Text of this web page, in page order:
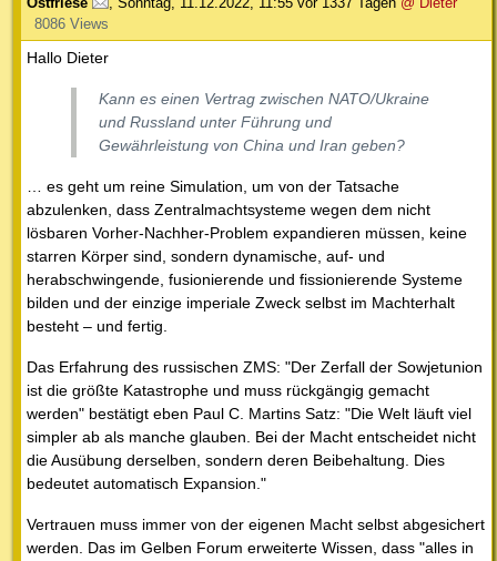
8086 Views
Hallo Dieter
Kann es einen Vertrag zwischen NATO/Ukraine
und Russland unter Führung und
Gewährleistung von China und Iran geben?
… es geht um reine Simulation, um von der Tatsache
abzulenken, dass Zentralmachtsysteme wegen dem nicht
lösbaren Vorher-Nachher-Problem expandieren müssen, keine
starren Körper sind, sondern dynamische, auf- und
herabschwingende, fusionierende und fissionierende Systeme
bilden und der einzige imperiale Zweck selbst im Machterhalt
besteht – und fertig.
Das Erfahrung des russischen ZMS: "Der Zerfall der Sowjetunion
ist die größte Katastrophe und muss rückgängig gemacht
werden" bestätigt eben Paul C. Martins Satz: "Die Welt läuft viel
simpler ab als manche glauben. Bei der Macht entscheidet nicht
die Ausübung derselben, sondern deren Beibehaltung. Dies
bedeutet automatisch Expansion."
Vertrauen muss immer von der eigenen Macht selbst abgesichert
werden. Das im Gelben Forum erweiterte Wissen, dass "alles in